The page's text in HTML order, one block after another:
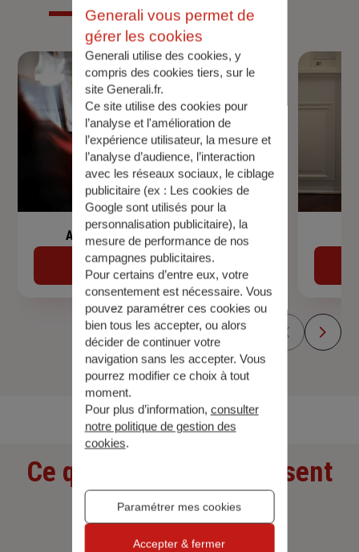
Assurance de prêt immobilier
Découvrir
Découvrir toutes nos offres
Ce que nos clients pensent
de nous
Generali vous permet de
gérer les cookies
Generali utilise des cookies, y
compris des cookies tiers, sur le
site Generali.fr.
Ce site utilise des cookies pour
l’analyse et l'amélioration de
l’expérience utilisateur, la mesure et
l’analyse d’audience, l’interaction
avec les réseaux sociaux, le ciblage
publicitaire (ex : Les cookies de
Google sont utilisés pour la
personnalisation publicitaire), la
mesure de performance de nos
campagnes publicitaires.
Pour certains d’entre eux, votre
consentement est nécessaire. Vous
pouvez paramétrer ces cookies ou
bien tous les accepter, ou alors
décider de continuer votre
navigation sans les accepter. Vous
pourrez modifier ce choix à tout
moment.
Pour plus d’information, consulter
notre politique de gestion des
cookies.
Paramétrer mes cookies
Accepter & fermer